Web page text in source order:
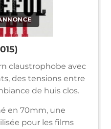
claustrophobe avec
des tensions entre
de huis clos.
en 70mm, une
pour les films